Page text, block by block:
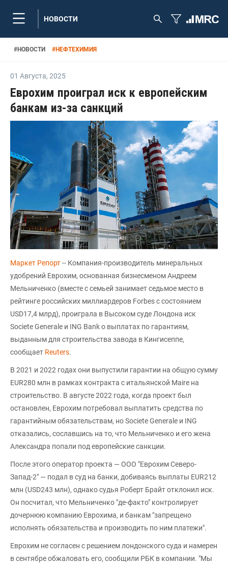
НОВОСТИ
#НОВОСТИ #НЕФТЕХИМИЯ
01 Августа, 2025
Еврохим проиграл иск к европейским
банкам из-за санкций
Маркет Репорт-- Компания-производитель минеральных
удобрений Еврохим, основанная бизнесменом Андреем
Мельниченко (вместе с семьей занимает седьмое место в
рейтинге российских миллиардеров Forbes с состоянием
USD17,4 млрд), проиграла в Высоком суде Лондона иск
Societe Generale и ING Bank о выплатах по гарантиям,
выданным для строительства завода в Кингисеппе,
сообщает Reuters.
В 2021 и 2022 годах они выпустили гарантии на общую сумму
EUR280 млн в рамках контракта с итальянской Maire на
строительство. В августе 2022 года, когда проект был
остановлен, Еврохим потребовал выплатить средства по
гарантийным обязательствам, но Societe Generale и ING
отказались, сославшись на то, что Мельниченко и его жена
Александра попали под европейские санкции.
После этого оператор проекта — ООО "Еврохим Северо-
Запад-2" — подал в суд на банки, добиваясь выплаты EUR212
млн (USD243 млн), однако судья Роберт Брайт отклонил иск.
Он посчитал, что Мельниченко "де-факто" контролирует
дочернюю компанию Еврохима, и банкам "запрещено
исполнять обязательства и производить по ним платежи".
Еврохим не согласен с решением лондонского суда и намерен
в сентябре обжаловать его, сообщили РБК в компании. "Мы